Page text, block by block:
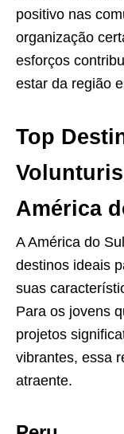
positivo nas
organização
esforços
estar da região
Top
América
A América do
destinos ideais
suas
Para os jovens
projetos
vibrantes, essa
atraente.